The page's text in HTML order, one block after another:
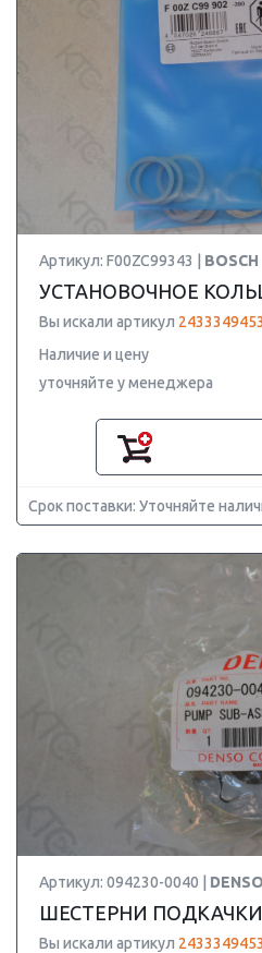
Артикул: F00ZC99343 | BOSCH
УСТАНОВОЧНОЕ
Вы искали артикул 2433349453
Наличие и цену
уточняйте у менеджера
Срок поставки: Уточняйте
Артикул: 094230-0040 | DENSO
ШЕСТЕРНИ ПОДКАЧКИ
Вы искали артикул 2433349453